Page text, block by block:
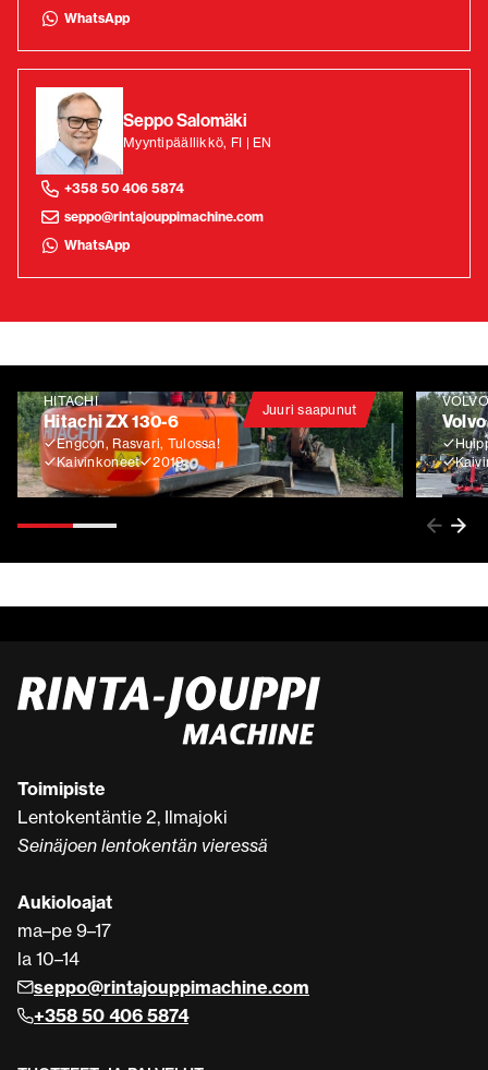
WhatsApp
Seppo Salomäki
Myyntipäällikkö, FI | EN
+358 50 406 5874
seppo@rintajouppimachine.com
WhatsApp
Juuri saapunut
HITACHI
Hitachi ZX 130-6
Engcon, Rasvari, Tulossa!
Kaivinkoneet
2019
VOLVO
Volvo
Toimipiste
Lentokentäntie 2, Ilmajoki
Seinäjoen lentokentän vieressä
Aukioloajat
ma–pe 9–17
la 10–14
seppo@rintajouppimachine.com
+358 50 406 5874